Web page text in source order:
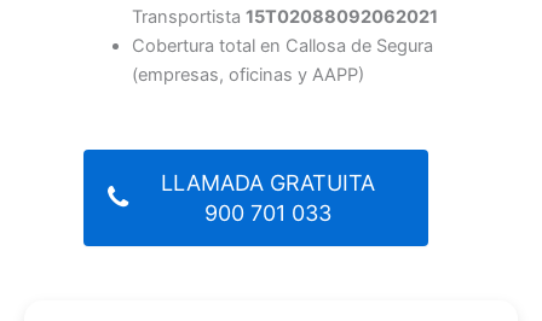
Transportista 15T02088092062021
Cobertura total en Callosa de Segura
(empresas, oficinas y AAPP)
LLAMADA GRATUITA
900 701 033